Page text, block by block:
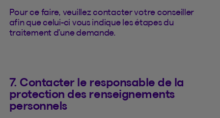
Pour ce faire, veuillez contacter votre conseiller
afin que celui-ci vous indique les étapes du
traitement d’une demande.
7. Contacter le responsable de la
protection des renseignements
personnels